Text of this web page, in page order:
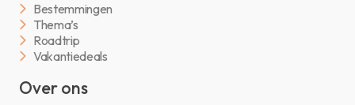
Bestemmingen
Thema’s
Roadtrip
Vakantiedeals
Over ons